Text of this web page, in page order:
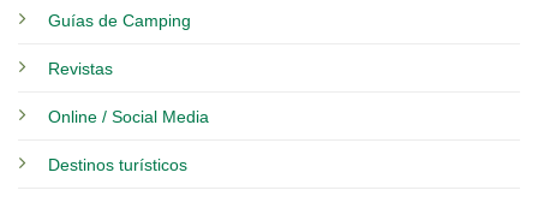
Guías de Camping
Revistas
Online / Social Media
Destinos turísticos